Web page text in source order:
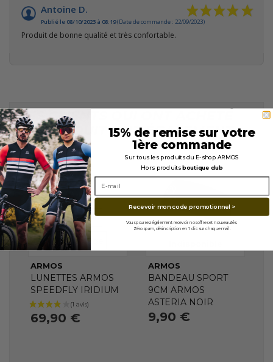
Antoine D.
Publié le 08/10/2023 à 08:19(Date de commande : 22/09/2023)
Produit de bonne qualité et très confortable.
LES CLIENTS QUI ONT ACHETÉ
CE PRODUIT ONT ÉGALEMENT
ACHETÉ...
En stock
VERRES
REVO Bleu
VERRES
REVO Rouge
ARMOS
LUNETTES ARMOS
SPEEDFLY IRIDIUM
69,90 €
ARMOS
BANDEAU SPORT
9CM ARMOS
ASTERIA NOIR
9,90 €
15% de remise sur votre
1ère commande
Sur tous les produits du E-shop ARMOS
Hors produitsboutique club
Recevoir mon code promotionnel >
Vous pourrez également recevoir nos offres et nouveautés.
Zéro spam, désincription en 1 clic sur chaque mail.